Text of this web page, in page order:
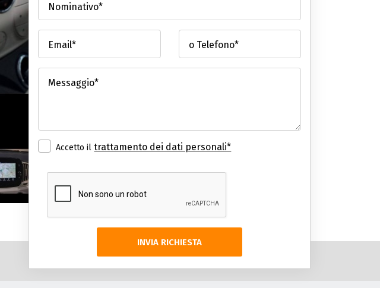
Nominativo*
Email* o Telefono*
Messaggio*
Accetto iltrattamento dei dati personali*
INVIA RICHIESTA